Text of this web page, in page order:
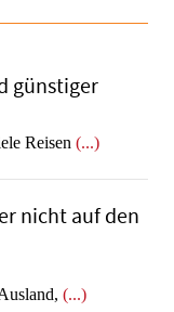
günstiger
Reisen (...)
nicht auf den
(...)